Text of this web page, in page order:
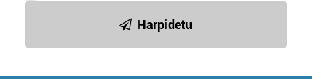
Harpidetu